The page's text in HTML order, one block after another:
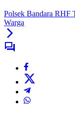
Polsek Bandara RHF
Warga